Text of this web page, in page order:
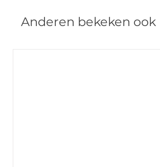
Anderen bekeken ook